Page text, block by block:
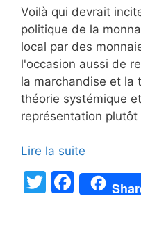
Voilà qui devrait
politique de la
local par des
l'occasion aussi de
la marchandise et la
théorie systémique
représentation
Lire la suite
T
F
a